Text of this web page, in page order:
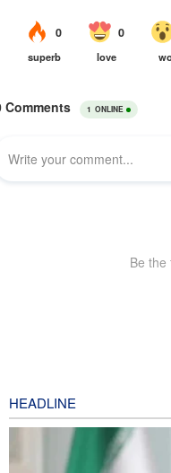
HEADLINE